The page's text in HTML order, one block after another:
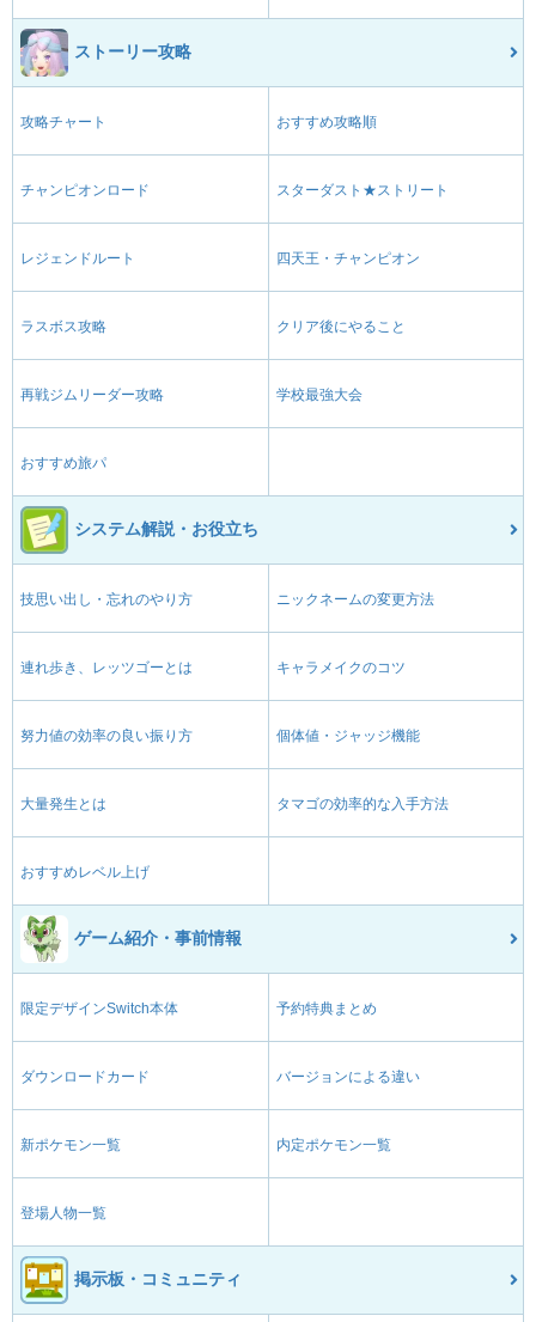
ストーリー攻略
攻略チャート おすすめ攻略順
チャンピオンロード スターダスト★ストリート
レジェンドルート 四天王・チャンピオン
ラスボス攻略 クリア後にやること
再戦ジムリーダー攻略 学校最強大会
おすすめ旅パ
システム解説・お役立ち
技思い出し・忘れのやり方 ニックネームの変更方法
連れ歩き、レッツゴーとは キャラメイクのコツ
努力値の効率の良い振り方 個体値・ジャッジ機能
大量発生とは タマゴの効率的な入手方法
おすすめレベル上げ
ゲーム紹介・事前情報
限定デザインSwitch本体 予約特典まとめ
ダウンロードカード バージョンによる違い
新ポケモン一覧 内定ポケモン一覧
登場人物一覧
掲示板・コミュニティ